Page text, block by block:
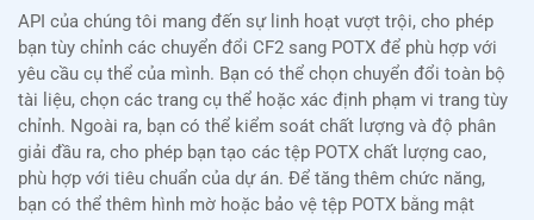
API của chúng tôi mang đến sự linh hoạt vượt trội, cho phép
bạn tùy chỉnh các chuyển đổi CF2 sang POTX để phù hợp với
yêu cầu cụ thể của mình. Bạn có thể chọn chuyển đổi toàn bộ
tài liệu, chọn các trang cụ thể hoặc xác định phạm vi trang tùy
chỉnh. Ngoài ra, bạn có thể kiểm soát chất lượng và độ phân
giải đầu ra, cho phép bạn tạo các tệp POTX chất lượng cao,
phù hợp với tiêu chuẩn của dự án. Để tăng thêm chức năng,
bạn có thể thêm hình mờ hoặc bảo vệ tệp POTX bằng mật